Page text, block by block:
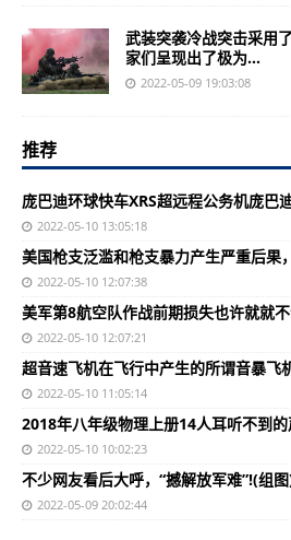
武装突袭冷战突击采用
家们呈现出了极为...
2022-05-09 19:03:08
推荐
庞巴迪环球快车XRS超远程公务机庞巴
2022-05-10 13:05:18
美国枪支泛滥和枪支暴力产生严重后果
2022-05-10 12:07:38
美军第8航空队作战前期损失也许就就
2022-05-10 12:07:21
超音速飞机在飞行中产生的所谓音暴飞
2022-05-10 11:05:14
2018年八年级物理上册14人耳听不到
2022-05-10 10:02:23
不少网友看后大呼，“撼解放军难”!(组
2022-05-09 20:02:44